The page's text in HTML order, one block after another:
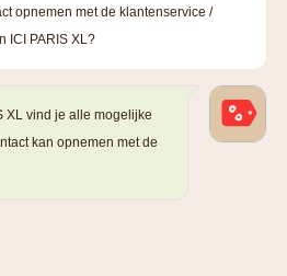
opnemen met de klantenservice /
ICI PARIS XL?
XL vind je alle mogelijke
kan opnemen met de